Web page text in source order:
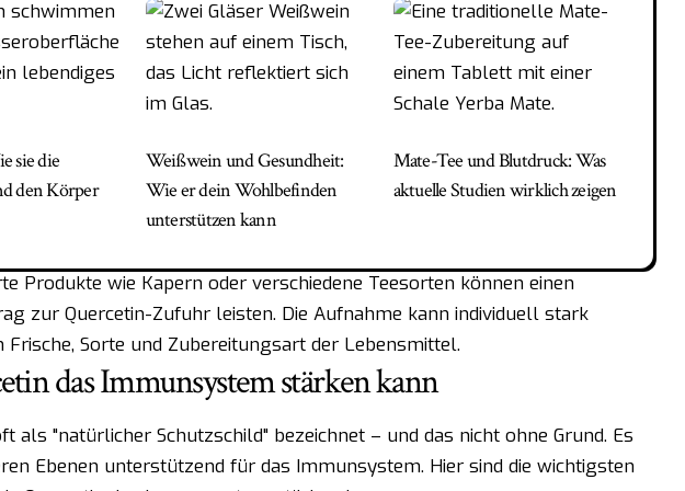
sie die
den Körper
Weißwein und Gesundheit:
Wie er dein Wohlbefinden
unterstützen kann
Mate-Tee und Blutdruck: Was
aktuelle Studien wirklich zeigen
Produkte wie Kapern oder verschiedene Teesorten können einen
zur Quercetin-Zufuhr leisten. Die Aufnahme kann individuell stark
Frische, Sorte und Zubereitungsart der Lebensmittel.
das Immunsystem stärken kann
als "natürlicher Schutzschild" bezeichnet – und das nicht ohne Grund. Es
Ebenen unterstützend für das Immunsystem. Hier sind die wichtigsten